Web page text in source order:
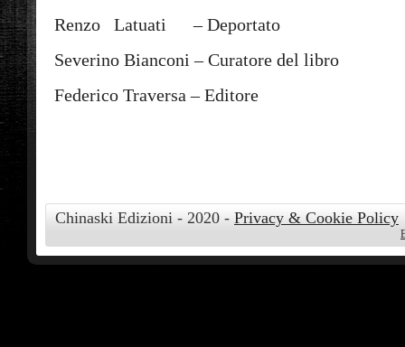
Renzo Latuati – Deportato
Severino Bianconi – Curatore del libro
Federico Traversa – Editore
Chinaski Edizioni - 2020 - Privacy & Cookie Policy